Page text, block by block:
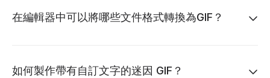
在編輯器中可以將哪些文件格式轉換為GIF？
如何製作帶有自訂文字的迷因 GIF？